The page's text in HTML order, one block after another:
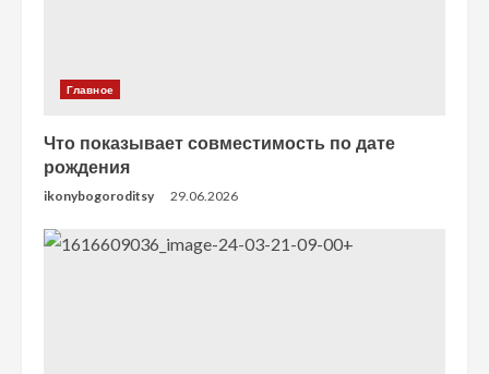
Главное
Что показывает совместимость по дате
рождения
ikonybogoroditsy 29.06.2026